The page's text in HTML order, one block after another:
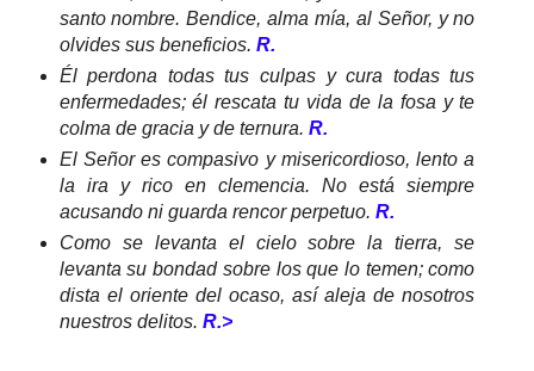
santo nombre. Bendice, alma mía, al Señor, y no
olvides sus beneficios. R.
Él perdona todas tus culpas y cura todas tus
enfermedades; él rescata tu vida de la fosa y te
colma de gracia y de ternura. R.
El Señor es compasivo y misericordioso, lento a
la ira y rico en clemencia. No está siempre
acusando ni guarda rencor perpetuo. R.
Como se levanta el cielo sobre la tierra, se
levanta su bondad sobre los que lo temen; como
dista el oriente del ocaso, así aleja de nosotros
nuestros delitos. R.>